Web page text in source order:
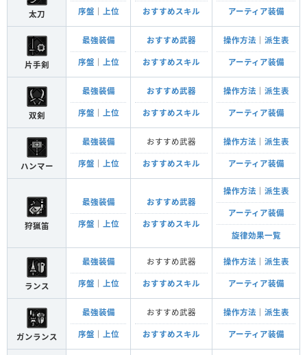
太刀 序盤 上位 おすすめスキル アーティア装備
片手剣
最強装備
序盤 上位
おすすめ武器
おすすめスキル
操作方法 派生表
アーティア装備
双剣
最強装備
序盤 上位
おすすめ武器
おすすめスキル
操作方法 派生表
アーティア装備
ハンマー
最強装備
序盤 上位
おすすめ武器
おすすめスキル
操作方法 派生表
アーティア装備
狩猟笛
最強装備
序盤 上位
おすすめ武器
おすすめスキル
操作方法 派生表
アーティア装備
旋律効果一覧
ランス
最強装備
序盤 上位
おすすめ武器
おすすめスキル
操作方法 派生表
アーティア装備
ガンランス
最強装備
序盤 上位
おすすめ武器
おすすめスキル
操作方法 派生表
アーティア装備